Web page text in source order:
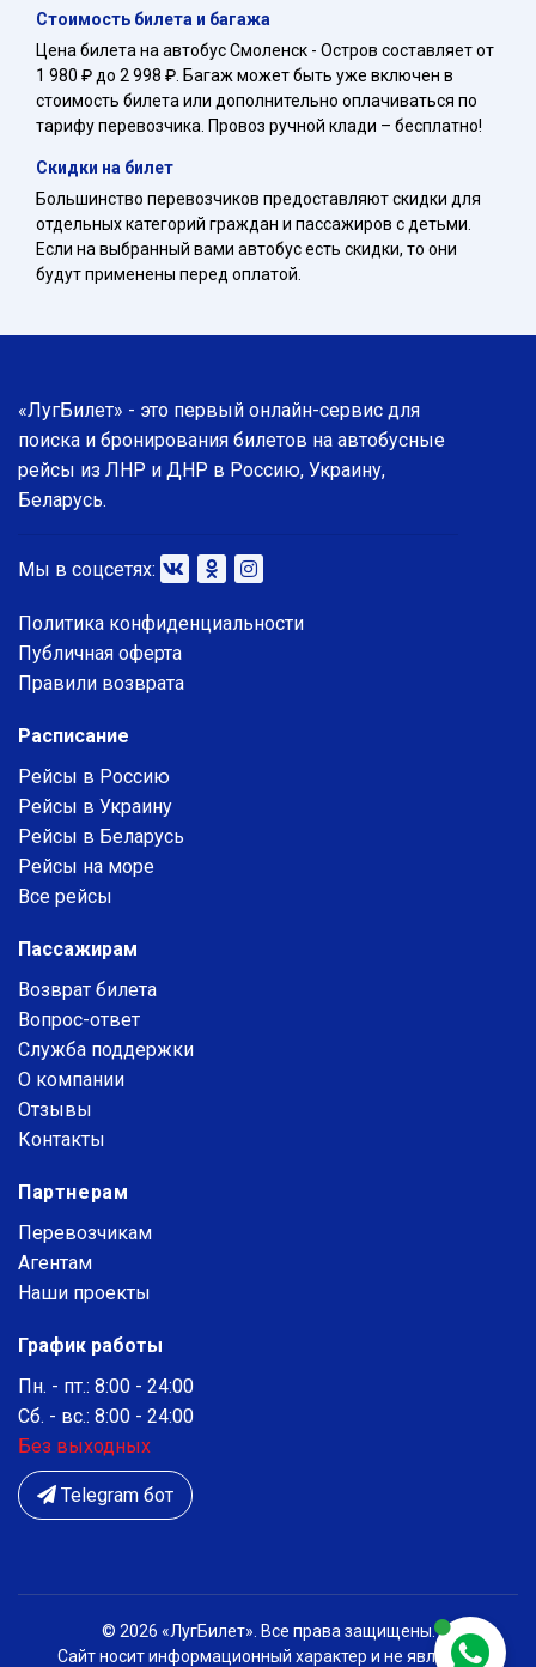
Стоимость билета и багажа
Цена билета на автобус Смоленск - Остров составляет от
1 980 ₽ до 2 998 ₽. Багаж может быть уже включен в
стоимость билета или дополнительно оплачиваться по
тарифу перевозчика. Провоз ручной клади – бесплатно!
Скидки на билет
Большинство перевозчиков предоставляют скидки для
отдельных категорий граждан и пассажиров с детьми.
Если на выбранный вами автобус есть скидки, то они
будут применены перед оплатой.
«ЛугБилет» - это первый онлайн-сервис для
поиска и бронирования билетов на автобусные
рейсы из ЛНР и ДНР в Россию, Украину,
Беларусь.
Мы в соцсетях:
Политика конфиденциальности
Публичная оферта
Правили возврата
Расписание
Рейсы в Россию
Рейсы в Украину
Рейсы в Беларусь
Рейсы на море
Все рейсы
Пассажирам
Возврат билета
Вопрос-ответ
Служба поддержки
О компании
Отзывы
Контакты
Партнерам
Перевозчикам
Агентам
Наши проекты
График работы
Пн. - пт.: 8:00 - 24:00
Сб. - вс.: 8:00 - 24:00
Без выходных
Telegram бот
© 2026 «ЛугБилет». Все права защищены.
Сайт носит информационный характер и не является